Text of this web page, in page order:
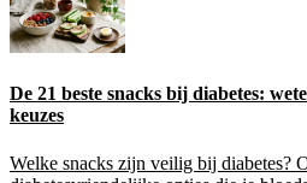
De 21 beste snacks bij diabetes:
keuzes
Welke snacks zijn veilig bij diabetes?